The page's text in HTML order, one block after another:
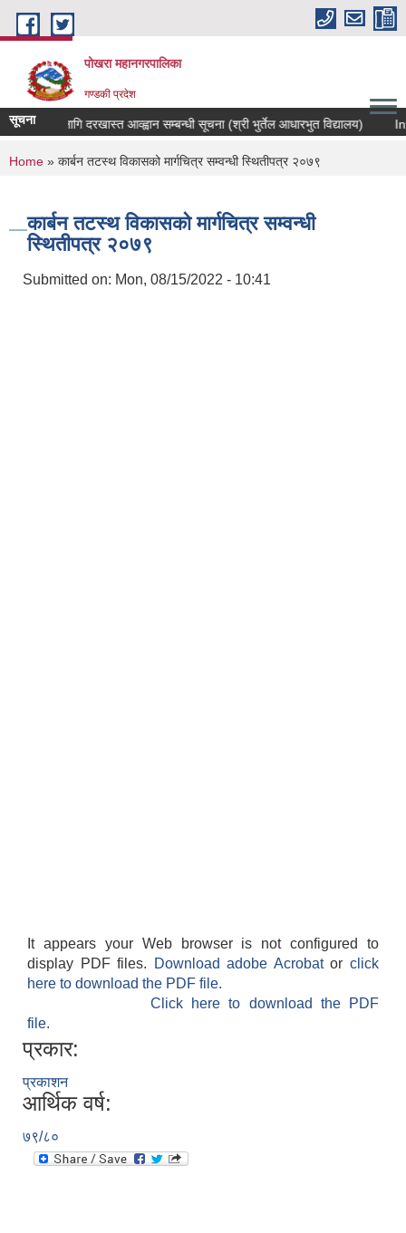
Skip to main content
पोखरा महानगरपालिका
गण्डकी प्रदेश
सूचना लागि दरखास्त आव्ह्वान सम्बन्धी सूचना (श्री भुर्तेल आधारभुत विद्यालय)
You are here
Home » कार्बन तटस्थ विकासको मार्गचित्र सम्वन्धी स्थितीपत्र २०७९
कार्बन तटस्थ विकासको मार्गचित्र सम्वन्धी
स्थितीपत्र २०७९
Submitted on: Mon, 08/15/2022 - 10:41
It appears your Web browser is not configured to
display PDF files.
Download adobe Acrobatorclick
here to download the PDF file.
Click here to download the PDF
file.
प्रकार:
प्रकाशन
आर्थिक वर्ष:
७९/८०